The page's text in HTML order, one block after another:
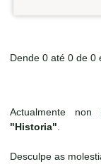
Dende 0 até 0 de 0
Actualmente non
"Historia"
Desculpe as